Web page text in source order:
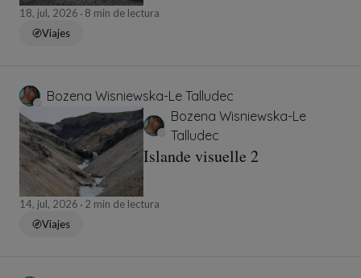
18, jul, 2026
8 min de lectura
Viajes
Bozena Wisniewska-Le Talludec
Bozena Wisniewska-Le
Talludec
Islande visuelle 2
14, jul, 2026
2 min de lectura
Viajes